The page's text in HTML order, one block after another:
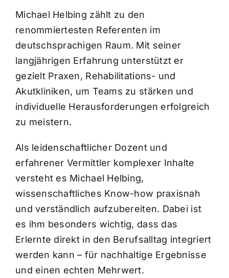
Michael Helbing zählt zu den
renommiertesten Referenten im
deutschsprachigen Raum. Mit seiner
langjährigen Erfahrung unterstützt er
gezielt Praxen, Rehabilitations- und
Akutkliniken, um Teams zu stärken und
individuelle Herausforderungen erfolgreich
zu meistern.
Als leidenschaftlicher Dozent und
erfahrener Vermittler komplexer Inhalte
versteht es Michael Helbing,
wissenschaftliches Know-how praxisnah
und verständlich aufzubereiten. Dabei ist
es ihm besonders wichtig, dass das
Erlernte direkt in den Berufsalltag integriert
werden kann – für nachhaltige Ergebnisse
und einen echten Mehrwert.